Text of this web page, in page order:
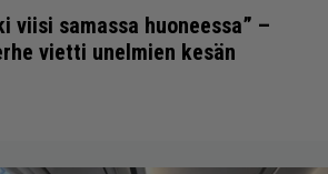
viisi samassa huoneessa” –
vietti unelmien kesän